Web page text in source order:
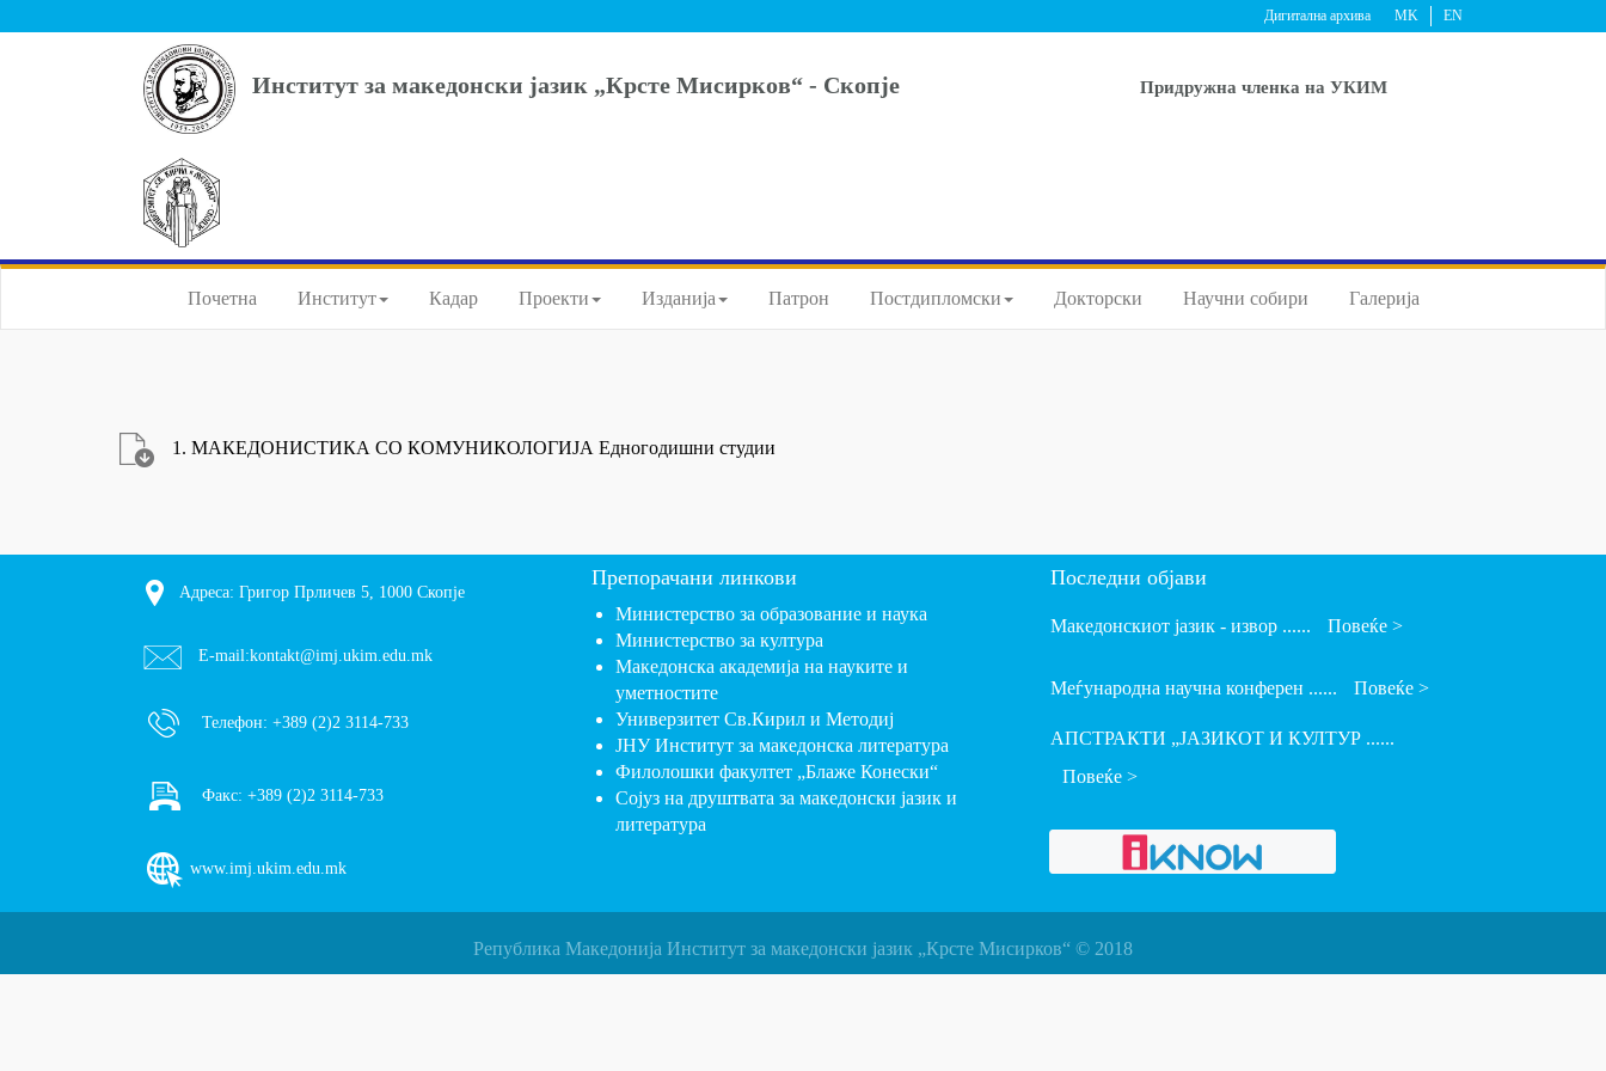
MK EN
Дигитална архива
Институт за македонски јазик „Крсте Мисирков“ - Скопје Придружна членка на УКИМ
Почетна Институт Кадар Проекти Изданија Патрон Постдипломски Докторски Научни собири Галерија
1. МАКЕДОНИСТИКА СО КОМУНИКОЛОГИЈА Едногодишни студии
Адреса: Григор Прличев 5, 1000 Скопје
E-mail:kontakt@imj.ukim.edu.mk
Телефон: +389 (2)2 3114-733
Факс: +389 (2)2 3114-733
www.imj.ukim.edu.mk
Препорачани линкови
Министерство за образование и наука
Министерство за култура
Македонска академија на науките и
уметностите
Универзитет Св.Кирил и Методиј
ЈНУ Институт за македонска литература
Филолошки факултет „Блаже Конески“
Сојуз на друштвата за македонски јазик и
литература
Последни објави
Македонскиот јазик - извор ...... Повеќе >
Меѓународна научна конферен ...... Повеќе >
АПСТРАКТИ „ЈАЗИКОТ И КУЛТУР ......
Повеќе >
Република Македонија Институт за македонски јазик „Крсте Мисирков“ © 2018